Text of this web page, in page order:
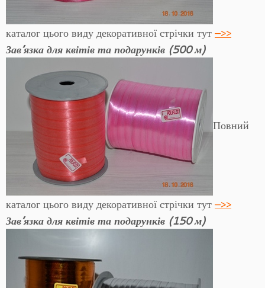
каталог цього виду декоративної стрічки тут–>>
Зав’язка для квітів та подарунків (500 м)
Повний
каталог цього виду декоративної стрічки тут–>>
Зав’язка для квітів та подарунків (150 м)